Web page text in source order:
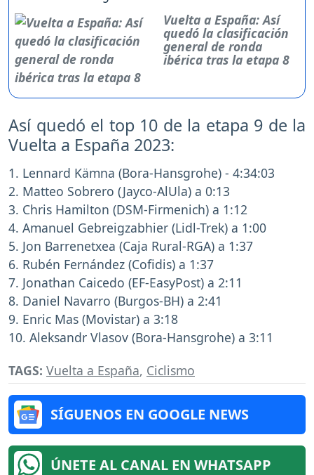
Vuelta a España: Así
quedó la clasificación
general de ronda
ibérica tras la etapa 8
Así quedó el top 10 de la etapa 9 de la
Vuelta a España 2023:
1. Lennard Kämna (Bora-Hansgrohe) - 4:34:03
2. Matteo Sobrero (Jayco-AlUla) a 0:13
3. Chris Hamilton (DSM-Firmenich) a 1:12
4. Amanuel Gebreigzabhier (Lidl-Trek) a 1:00
5. Jon Barrenetxea (Caja Rural-RGA) a 1:37
6. Rubén Fernández (Cofidis) a 1:37
7. Jonathan Caicedo (EF-EasyPost) a 2:11
8. Daniel Navarro (Burgos-BH) a 2:41
9. Enric Mas (Movistar) a 3:18
10. Aleksandr Vlasov (Bora-Hansgrohe) a 3:11
TAGS: Vuelta a España, Ciclismo
SÍGUENOS EN GOOGLE NEWS
ÚNETE AL CANAL EN WHATSAPP